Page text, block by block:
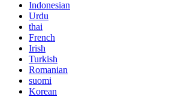
Indonesian
Urdu
thai
French
Irish
Turkish
Romanian
suomi
Korean